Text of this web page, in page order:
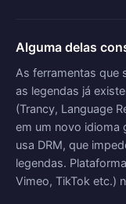
Alguma delas
As ferramentas que
as legendas já
(Trancy, Language
em um novo idioma
usa DRM, que
legendas.
Vimeo, TikTok etc.)